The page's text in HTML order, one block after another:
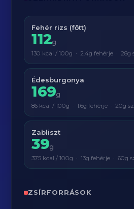
Fehér rizs (főtt)
112g
130 kcal / 100g · 2.4g fehérje · 28g
Édesburgonya
169g
86 kcal / 100g · 1.6g fehérje · 20g
Zabliszt
39g
375 kcal / 100g · 13g fehérje · 60g
ZSÍRFORRÁSOK